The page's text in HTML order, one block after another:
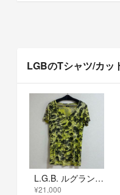
LGBのTシャツ/カッ
L.G.B. ルグランブルー スカル Tシャツ
¥21,000